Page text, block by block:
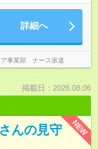
詳細へ
ア事業部 ナース派遣
掲載日：2026.08.06
NEW
んの見守